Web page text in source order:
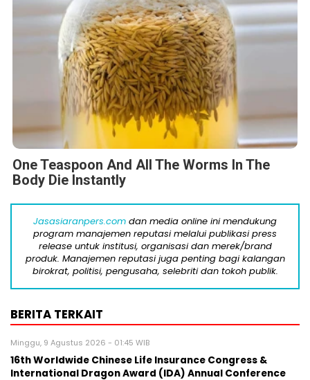
One Teaspoon And All The Worms In The
Body Die Instantly
Jasasiaranpers.com dan media online ini mendukung
program manajemen reputasi melalui publikasi press
release untuk institusi, organisasi dan merek/brand
produk. Manajemen reputasi juga penting bagi kalangan
birokrat, politisi, pengusaha, selebriti dan tokoh publik.
BERITA TERKAIT
Minggu, 9 Agustus 2026 - 01:45 WIB
16th Worldwide Chinese Life Insurance Congress &
International Dragon Award (IDA) Annual Conference